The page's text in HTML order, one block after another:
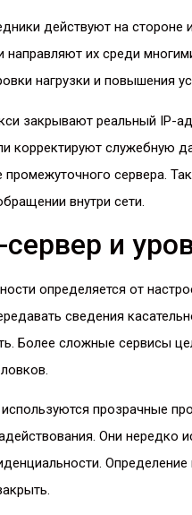
действуют на
направляют их среди
нагрузки и повышения
закрывают реальный IP-
корректируют служебную
промежуточного сервера.
внутри сети.
и
определяется от
сведения
Более сложные сервисы
прозрачные
Они нередко